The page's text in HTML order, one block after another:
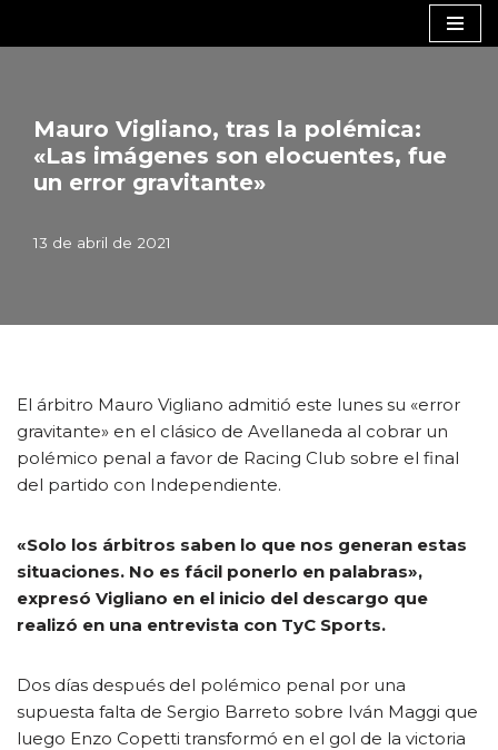
Mauro Vigliano, tras la polémica:
«Las imágenes son elocuentes, fue
un error gravitante»
13 de abril de 2021
El árbitro Mauro Vigliano admitió este lunes su «error
gravitante» en el clásico de Avellaneda al cobrar un
polémico penal a favor de Racing Club sobre el final
del partido con Independiente.
«Solo los árbitros saben lo que nos generan estas
situaciones. No es fácil ponerlo en palabras»,
expresó Vigliano en el inicio del descargo que
realizó en una entrevista con TyC Sports.
Dos días después del polémico penal por una
supuesta falta de Sergio Barreto sobre Iván Maggi que
luego Enzo Copetti transformó en el gol de la victoria